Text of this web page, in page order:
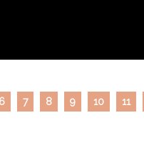
6 7 8 9 10 11